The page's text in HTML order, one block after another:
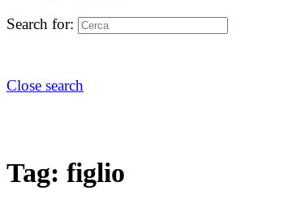
Search for:
Close search
Tag: figlio